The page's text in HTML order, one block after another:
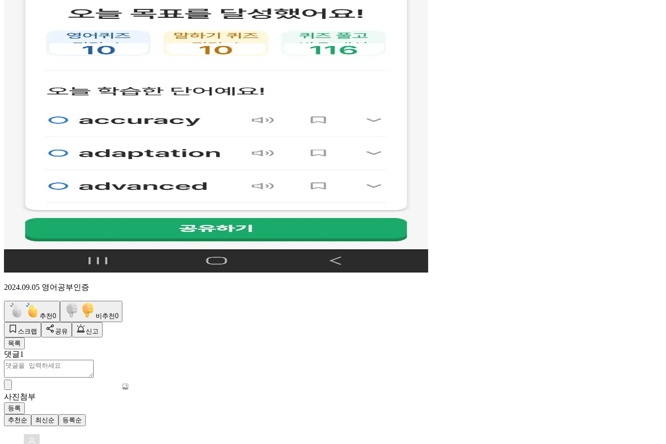
2024.09.05 영어공부인증
추천0 비추천0
스크랩 공유
신고
목록
댓글1
사진첨부
등록
추천순
최신순 등록순